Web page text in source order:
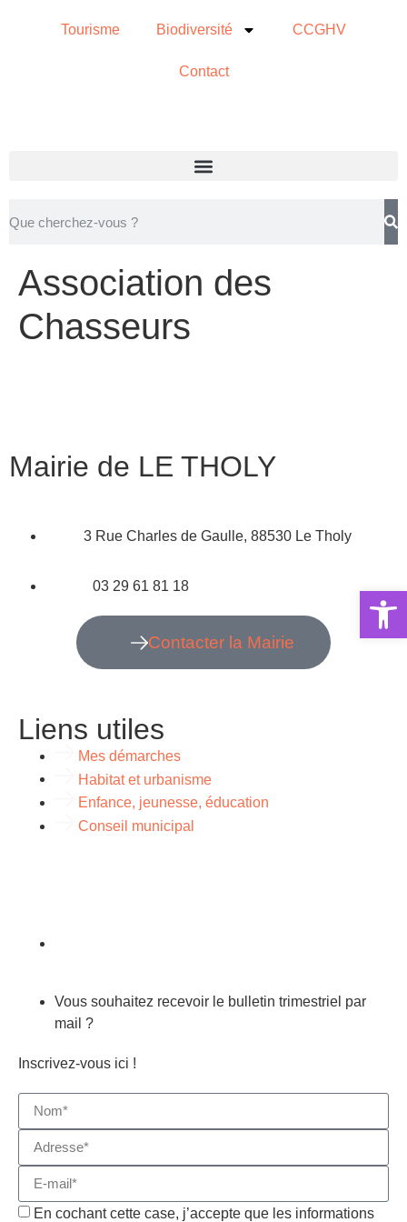
Tourisme Biodiversité CCGHV
Contact
Association des
Chasseurs
Mairie de LE THOLY
3 Rue Charles de Gaulle, 88530 Le Tholy
03 29 61 81 18
Contacter la Mairie
Liens utiles
Mes démarches
Habitat et urbanisme
Enfance, jeunesse, éducation
Conseil municipal
Vous souhaitez recevoir le bulletin trimestriel par
mail ?
Inscrivez-vous ici !
En cochant cette case, j’accepte que les informations
Ouvrir